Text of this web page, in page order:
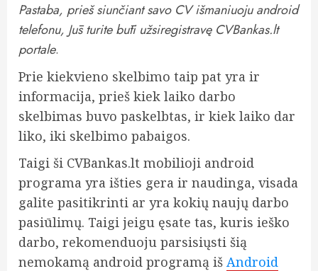
Pastaba, prieš siunčiant savo CV išmaniuoju android
telefonu, Jūs turite būti užsiregistravę CVBankas.lt
portale.
Prie kiekvieno skelbimo taip pat yra ir
informacija, prieš kiek laiko darbo
skelbimas buvo paskelbtas, ir kiek laiko dar
liko, iki skelbimo pabaigos.
Taigi ši CVBankas.lt mobilioji android
programa yra išties gera ir naudinga, visada
galite pasitikrinti ar yra kokių naujų darbo
pasiūlimų. Taigi jeigu ęsate tas, kuris ieško
darbo, rekomenduoju parsisiųsti šią
nemokamą android programą iš Android